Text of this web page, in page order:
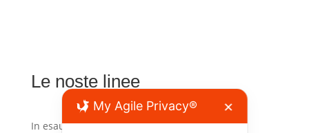
Le noste linee
In esaurimento 11
My Agile Privacy® ✕